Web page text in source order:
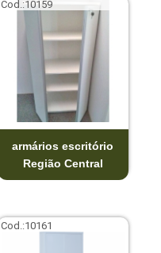
Cod.:10159
armários escritório
Região Central
Cod.:10161